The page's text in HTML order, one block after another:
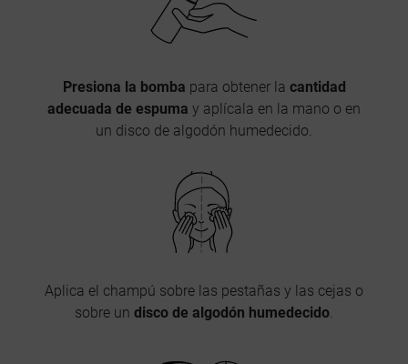
Presiona la bomba para obtener la cantidad
adecuada de espuma y aplícala en la mano o en
un disco de algodón humedecido.
Aplica el champú sobre las pestañas y las cejas o
sobre un disco de algodón humedecido.